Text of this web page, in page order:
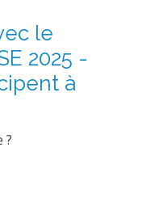
le
2025 -
à
?